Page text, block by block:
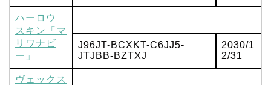
ハーロウ
スキン「マ
リワナビ
ー」
J96JT-BCXKT-C6JJ5-
JTJBB-BZTXJ
2030/1
2/31
ヴェックス